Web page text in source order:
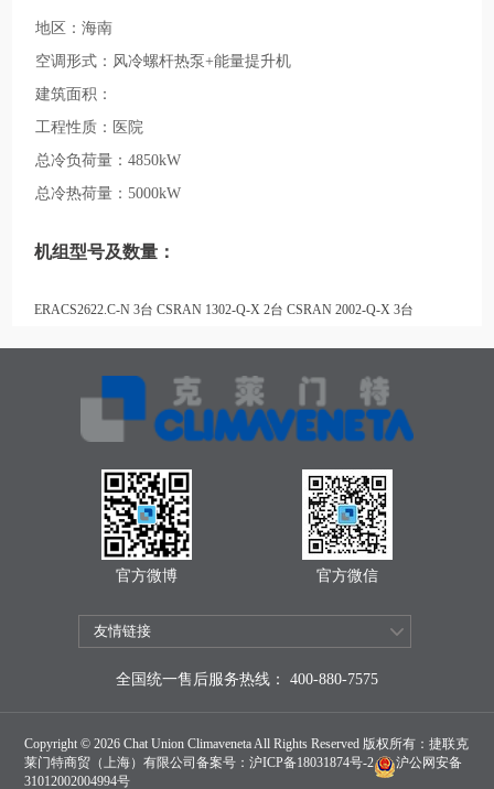
地区：海南
空调形式：风冷螺杆热泵+能量提升机
建筑面积：
工程性质：医院
总冷负荷量：4850kW
总冷热荷量：5000kW
机组型号及数量：
ERACS2622.C-N 3台 CSRAN 1302-Q-X 2台 CSRAN 2002-Q-X 3台
官方微博 官方微信
全国统一售后服务热线： 400-880-7575
Copyright © 2026 Chat Union Climaveneta All Rights Reserved 版权所有：捷联克
莱门特商贸（上海）有限公司备案号：沪ICP备18031874号-2
沪公网安备
31012002004994号